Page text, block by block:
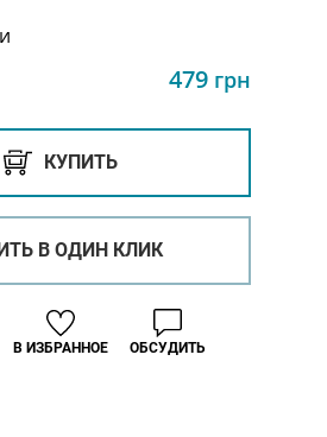
479 грн
КУПИТЬ
В ОДИН КЛИК
В ИЗБРАННОЕ ОБСУДИТЬ